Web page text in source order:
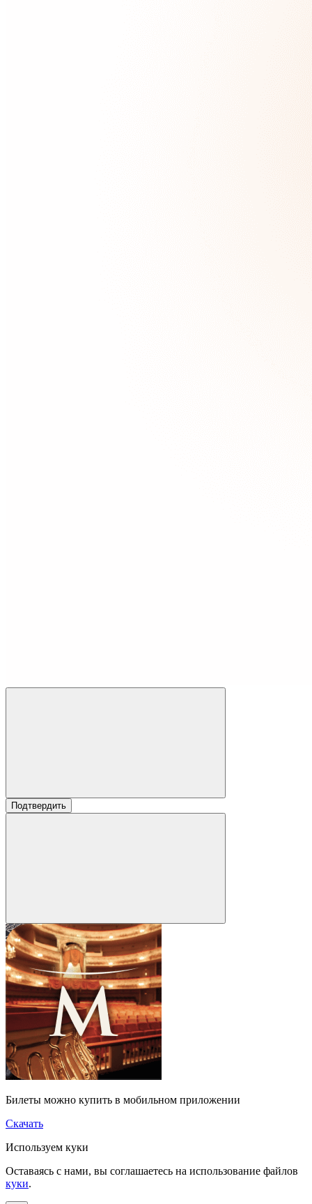
Подтвердить
Билеты можно купить в мобильном приложении
Скачать
Используем куки
Оставаясь с нами, вы соглашаетесь на использование файлов
куки.